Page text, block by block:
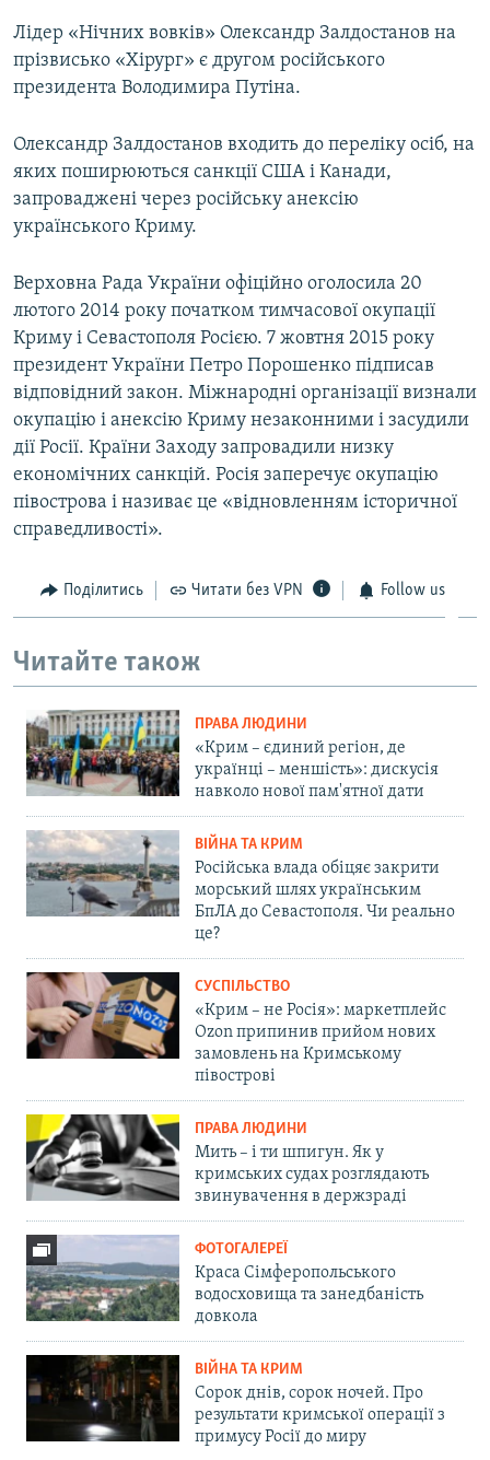
Лідер «Нічних вовків» Олександр Залдостанов на
прізвисько «Хірург» є другом російського
президента Володимира Путіна.
Олександр Залдостанов входить до переліку осіб, на
яких поширюються санкції США і Канади,
запроваджені через російську анексію
українського Криму.
Верховна Рада України офіційно оголосила 20
лютого 2014 року початком тимчасової окупації
Криму і Севастополя Росією. 7 жовтня 2015 року
президент України Петро Порошенко підписав
відповідний закон. Міжнародні організації визнали
окупацію і анексію Криму незаконними і засудили
дії Росії. Країни Заходу запровадили низку
економічних санкцій. Росія заперечує окупацію
півострова і називає це «відновленням історичної
справедливості».
Поділитись Читати без VPN Follow us
Читайте також
ПРАВА ЛЮДИНИ
«Крим – єдиний регіон, де
українці – меншість»: дискусія
навколо нової пам'ятної дати
ВІЙНА ТА КРИМ
Російська влада обіцяє закрити
морський шлях українським
БпЛА до Севастополя. Чи реально
це?
СУСПІЛЬСТВО
«Крим – не Росія»: маркетплейс
Ozon припинив прийом нових
замовлень на Кримському
півострові
ПРАВА ЛЮДИНИ
Мить – і ти шпигун. Як у
кримських судах розглядають
звинувачення в держзраді
ФОТОГАЛЕРЕЇ
Краса Сімферопольського
водосховища та занедбаність
довкола
ВІЙНА ТА КРИМ
Сорок днів, сорок ночей. Про
результати кримської операції з
примусу Росії до миру